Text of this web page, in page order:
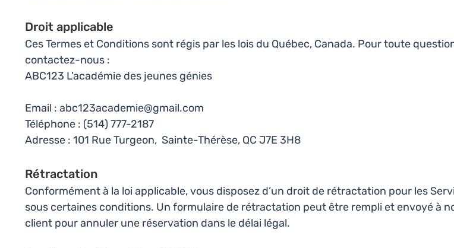
Droit applicable
Ces Termes et Conditions sont régis par les lois du Québec, Canada. Pour toute
contactez-nous :
ABC123 L'académie des jeunes génies
Email : abc123academie@gmail.com
Téléphone : (514) 777-2187
Adresse : 101 Rue Turgeon, Sainte-Thérèse, QC J7E 3H8
Rétractation
Conformément à la loi applicable, vous disposez d’un droit de rétractation pour les
sous certaines conditions. Un formulaire de rétractation peut être rempli et envoyé à
client pour annuler une réservation dans le délai légal.